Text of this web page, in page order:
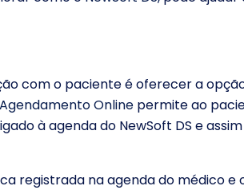
com o paciente é oferecer a
Online permite ao
à agenda do NewSoft DS e
registrada na agenda do médico